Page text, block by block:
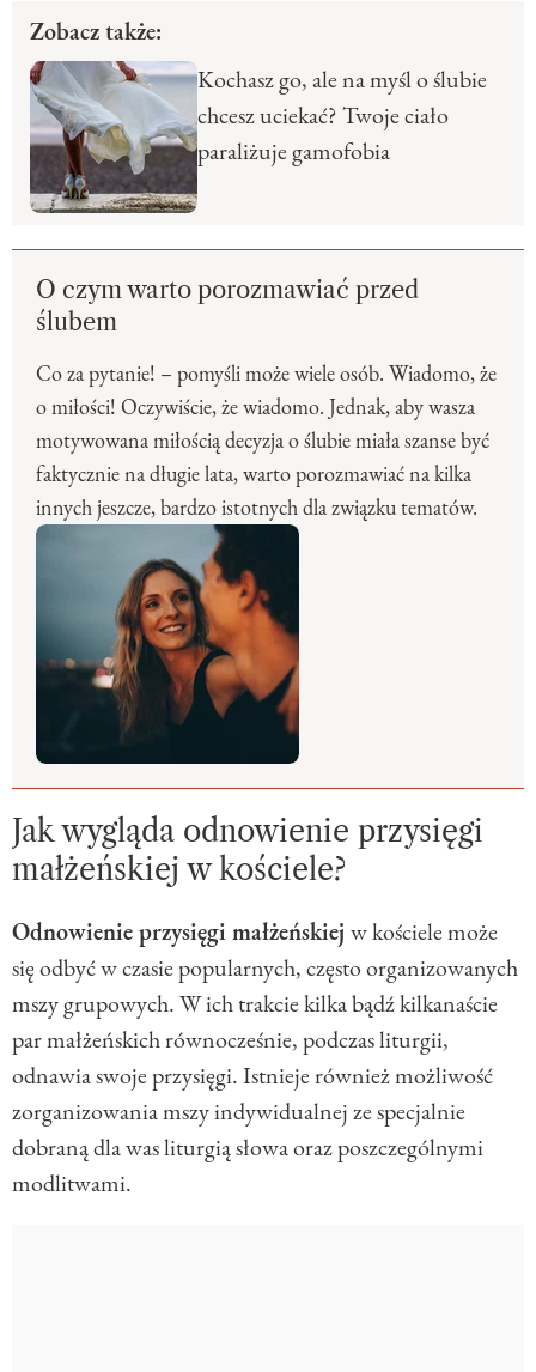
Zobacz także:
Kochasz go, ale na myśl o ślubie
chcesz uciekać? Twoje ciało
paraliżuje gamofobia
O czym warto porozmawiać przed
ślubem
Co za pytanie! – pomyśli może wiele osób. Wiadomo, że
o miłości! Oczywiście, że wiadomo. Jednak, aby wasza
motywowana miłością decyzja o ślubie miała szanse być
faktycznie na długie lata, warto porozmawiać na kilka
innych jeszcze, bardzo istotnych dla związku tematów.
Jak wygląda odnowienie przysięgi
małżeńskiej w kościele?
Odnowienie przysięgi małżeńskiej w kościele może
się odbyć w czasie popularnych, często organizowanych
mszy grupowych. W ich trakcie kilka bądź kilkanaście
par małżeńskich równocześnie, podczas liturgii,
odnawia swoje przysięgi. Istnieje również możliwość
zorganizowania mszy indywidualnej ze specjalnie
dobraną dla was liturgią słowa oraz poszczególnymi
modlitwami.